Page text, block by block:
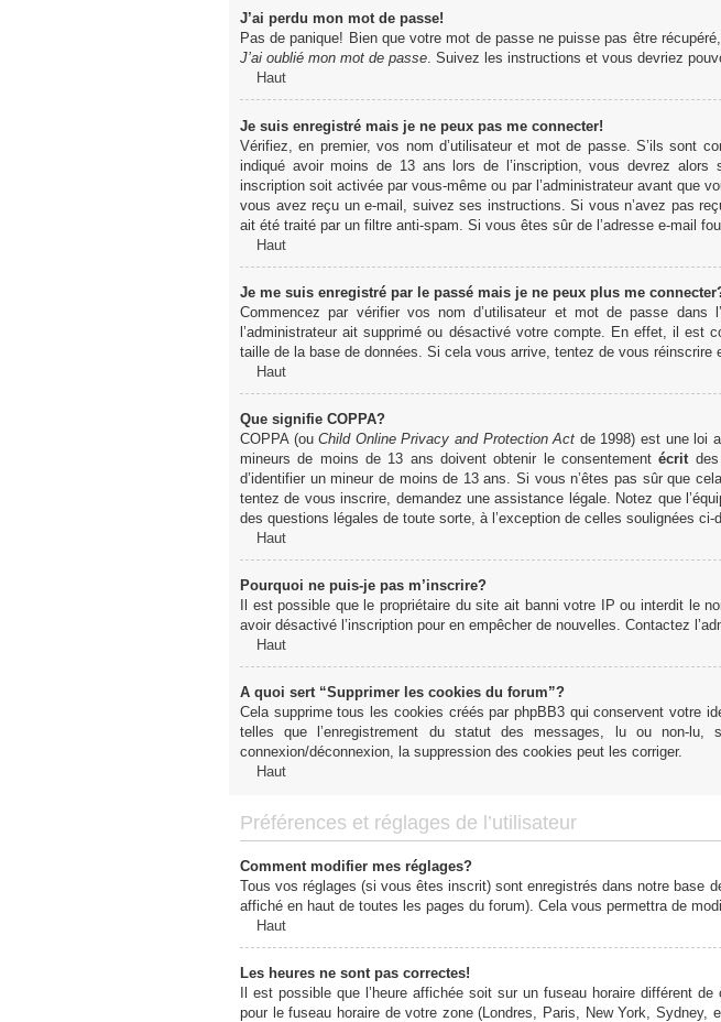
J’ai perdu mon mot de passe!
Pas de panique! Bien que votre mot de passe ne puisse pas être
J’ai oublié mon mot de passe. Suivez les instructions et vous devriez
Haut
Je suis enregistré mais je ne peux pas me connecter!
Vérifiez, en premier, vos nom d’utilisateur et mot de passe. S’ils sont
indiqué avoir moins de 13 ans lors de l’inscription, vous devrez
inscription soit activée par vous-même ou par l’administrateur avant que
vous avez reçu un e-mail, suivez ses instructions. Si vous n’avez pas
ait été traité par un filtre anti-spam. Si vous êtes sûr de l’adresse e-mail
Haut
Je me suis enregistré par le passé mais je ne peux plus me
Commencez par vérifier vos nom d’utilisateur et mot de passe
l’administrateur ait supprimé ou désactivé votre compte. En effet, il est
taille de la base de données. Si cela vous arrive, tentez de vous réinscrire
Haut
Que signifie COPPA?
COPPA (ouChild Online Privacy and Protection Act de 1998) est une loi
mineurs de moins de 13 ans doivent obtenir le consentementécrit
d’identifier un mineur de moins de 13 ans. Si vous n’êtes pas sûr que
tentez de vous inscrire, demandez une assistance légale. Notez que
des questions légales de toute sorte, à l’exception de celles soulignées ci-
Haut
Pourquoi ne puis-je pas m’inscrire?
Il est possible que le propriétaire du site ait banni votre IP ou interdit le
avoir désactivé l’inscription pour en empêcher de nouvelles. Contactez
Haut
A quoi sert “Supprimer les cookies du forum”?
Cela supprime tous les cookies créés par phpBB3 qui conservent votre
telles que l’enregistrement du statut des messages, lu ou non-
connexion/déconnexion, la suppression des cookies peut les corriger.
Haut
Préférences et réglages de l’utilisateur
Comment modifier mes réglages?
Tous vos réglages (si vous êtes inscrit) sont enregistrés dans notre base
affiché en haut de toutes les pages du forum). Cela vous permettra de
Haut
Les heures ne sont pas correctes!
Il est possible que l’heure affichée soit sur un fuseau horaire différent
pour le fuseau horaire de votre zone (Londres, Paris, New York, Sydney,